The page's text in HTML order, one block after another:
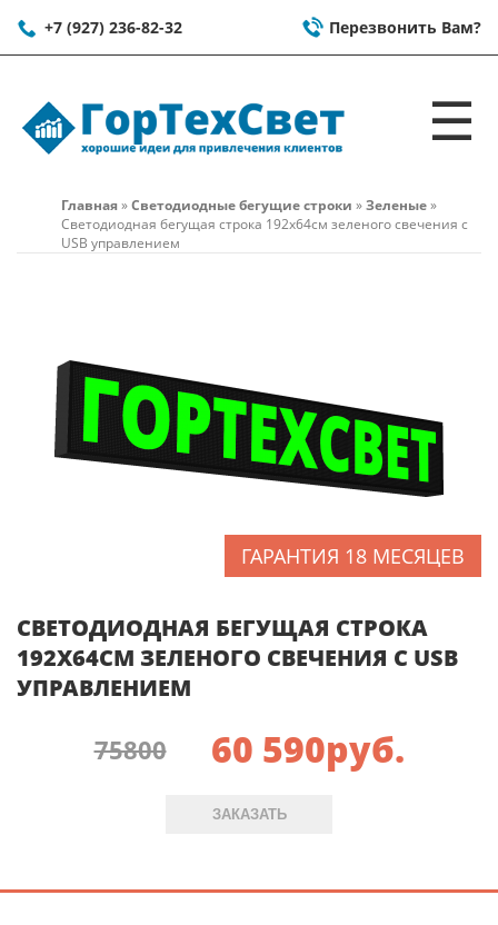
+7 (927) 236-82-32 Перезвонить Вам?
☰
Главная»Светодиодные бегущие строки »Зеленые»
Светодиодная бегущая строка 192x64см зеленого свечения c
USB управлением
СВЕТОДИОДНАЯ БЕГУЩАЯ СТРОКА
192X64СМ ЗЕЛЕНОГО СВЕЧЕНИЯ C USB
УПРАВЛЕНИЕМ
75800 60 590руб.
ЗАКАЗАТЬ
ГАРАНТИЯ 18 МЕСЯЦЕВ